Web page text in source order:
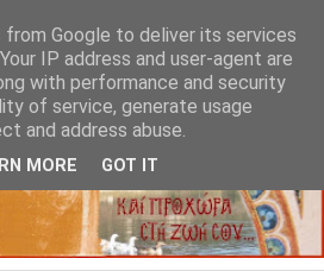
Google to deliver its services
IP address and user-agent are
with performance and security
of service, generate usage
and address abuse.
MORE GOT IT